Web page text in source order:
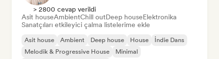
> 2800 cevap verildi
Asit houseAmbientChill outDeep houseElektronika
Sanatçıları etkileyici çalma listelerime ekle
Asit house Ambient Deep house House
İndie Dans
Melodik & Progressive House
Minimal